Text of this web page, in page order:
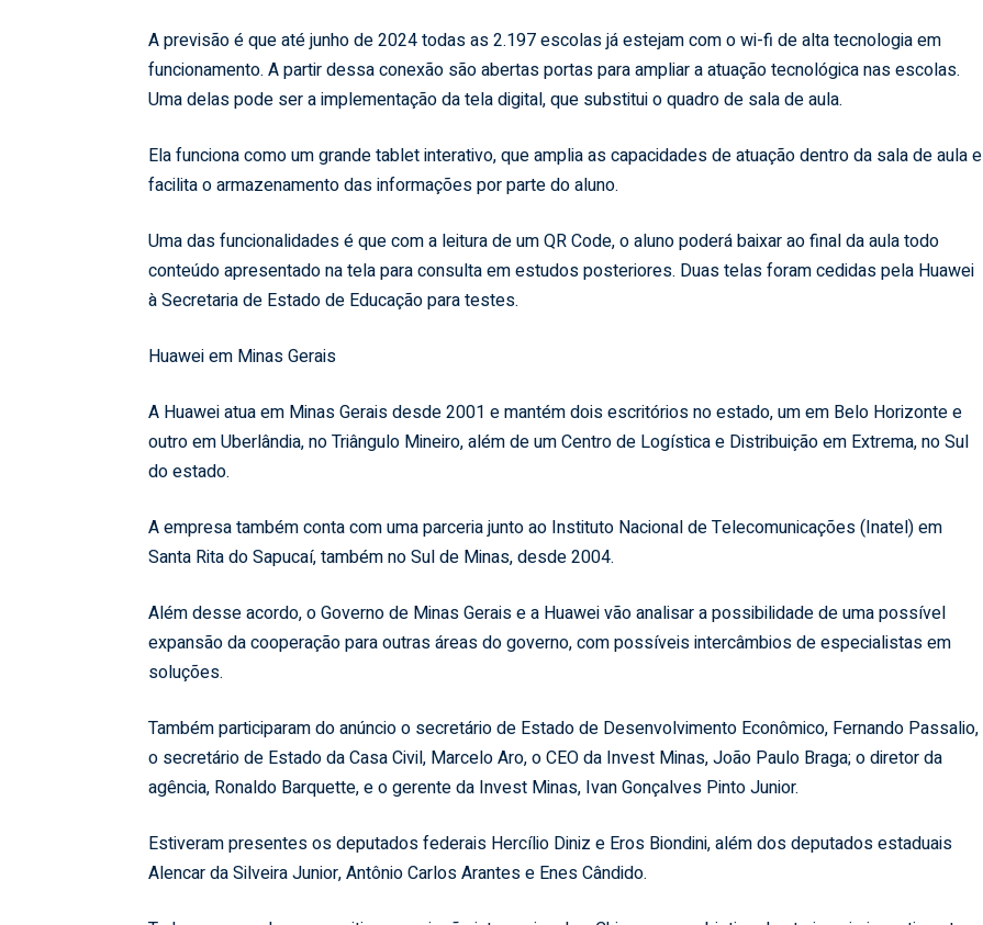
A previsão é que até junho de 2024 todas as 2.197 escolas já estejam com o wi-fi de alta tecnologia em
funcionamento. A partir dessa conexão são abertas portas para ampliar a atuação tecnológica nas escolas.
Uma delas pode ser a implementação da tela digital, que substitui o quadro de sala de aula.
Ela funciona como um grande tablet interativo, que amplia as capacidades de atuação dentro da sala de aula e
facilita o armazenamento das informações por parte do aluno.
Uma das funcionalidades é que com a leitura de um QR Code, o aluno poderá baixar ao final da aula todo
conteúdo apresentado na tela para consulta em estudos posteriores. Duas telas foram cedidas pela Huawei
à Secretaria de Estado de Educação para testes.
Huawei em Minas Gerais
A Huawei atua em Minas Gerais desde 2001 e mantém dois escritórios no estado, um em Belo Horizonte e
outro em Uberlândia, no Triângulo Mineiro, além de um Centro de Logística e Distribuição em Extrema, no Sul
do estado.
A empresa também conta com uma parceria junto ao Instituto Nacional de Telecomunicações (Inatel) em
Santa Rita do Sapucaí, também no Sul de Minas, desde 2004.
Além desse acordo, o Governo de Minas Gerais e a Huawei vão analisar a possibilidade de uma possível
expansão da cooperação para outras áreas do governo, com possíveis intercâmbios de especialistas em
soluções.
Também participaram do anúncio o secretário de Estado de Desenvolvimento Econômico, Fernando Passalio,
o secretário de Estado da Casa Civil, Marcelo Aro, o CEO da Invest Minas, João Paulo Braga; o diretor da
agência, Ronaldo Barquette, e o gerente da Invest Minas, Ivan Gonçalves Pinto Junior.
Estiveram presentes os deputados federais Hercílio Diniz e Eros Biondini, além dos deputados estaduais
Alencar da Silveira Junior, Antônio Carlos Arantes e Enes Cândido.